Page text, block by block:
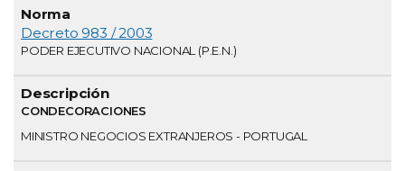
Decreto 983 / 2003
PODER EJECUTIVO NACIONAL (P.E.N.)
CONDECORACIONES
MINISTRO NEGOCIOS EXTRANJEROS - PORTUGAL